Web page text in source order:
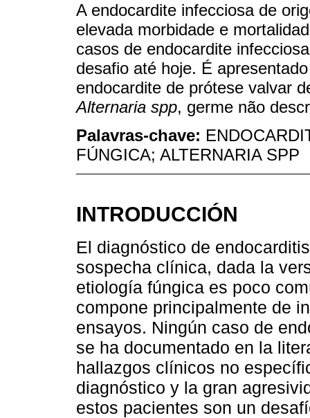
A endocardite infecciosa de
elevada morbidade e
casos de endocardite
desafio até hoje. É
endocardite de prótese valvar
Alternaria spp, germe não
Palavras-chave:
FÚNGICA; ALTERNARIA SPP
INTRODUCCIÓN
El diagnóstico de
sospecha clínica, dada la
etiología fúngica es poco
compone principalmente de
ensayos. Ningún caso de
se ha documentado en la
hallazgos clínicos no
diagnóstico y la gran
estos pacientes son un